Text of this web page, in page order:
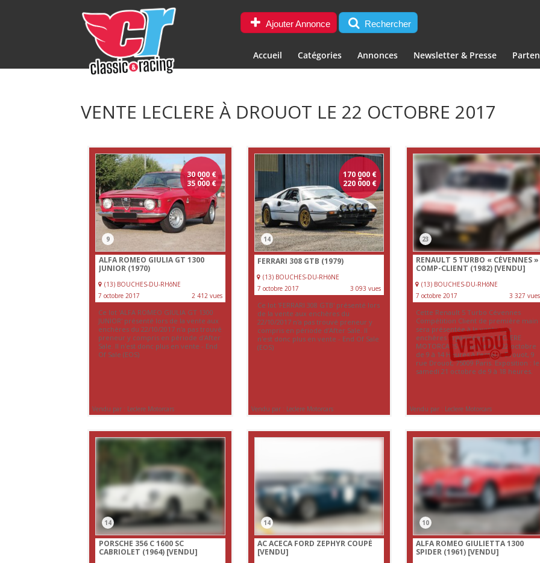
Ajouter Annonce Rechercher
Accueil Catégories Annonces Newsletter & Presse
VENTE LECLERE À DROUOT LE 22 OCTOBRE 2017
30 000€
-
35 000€
9
ALFA ROMEO GIULIA GT 1300
JUNIOR (1970)
(13) BOUCHES-DU-RHôNE
7 octobre 2017
2 412 vues
Ce lot 'ALFA ROMEO GIULIA GT 1300
JUNIOR' présenté lors de la vente aux
enchères du 22/10/2017 n'a pas trouvé
preneur y compris en période d'After
Sale. Il n'est donc plus en vente - End
Of Sale (EOS)
Vendu par : Leclere Motorcars
170 000 €
-
220 000 €
14
FERRARI 308 GTB (1979)
(13) BOUCHES-DU-RHôNE
7 octobre 2017
3 093 vues
Ce lot 'FERRARI 308 GTB' présenté lors
de la vente aux enchères du
22/10/2017 n'a pas trouvé preneur y
compris en période d'After Sale. Il
n'est donc plus en vente - End Of Sale
(EOS)
Vendu par : Leclere Motorcars
23
RENAULT 5 TURBO « CÉVENNES »
COMP-CLIENT (1982) [VENDU]
(13) BOUCHES-DU-RHôNE
7 octobre 2017
3 327 vues
Cette Renault 5 Turbo Cévennes
Compétition Client de première main
sera présentée à la vente aux
enchères organisée par LECLERE
MOTORCARS le dimanche 22 octobre
de 9 à 14 Heures à l’espace Drouot, 9
rue Drouot, 75009 Paris. Exposition : le
samedi 21 octobre de 9 à 18 heures.
Vendu par : Leclere Motorcars
14
PORSCHE 356 C 1600 SC
CABRIOLET (1964) [VENDU]
14
AC ACECA FORD ZEPHYR COUPÉ
[VENDU]
10
ALFA ROMEO GIULIETTA 1300
SPIDER (1961) [VENDU]